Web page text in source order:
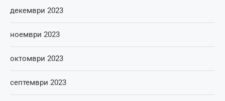
декември 2023
ноември 2023
октомври 2023
септември 2023